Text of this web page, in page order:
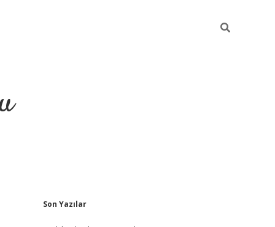
Sidebar
Son Yazılar